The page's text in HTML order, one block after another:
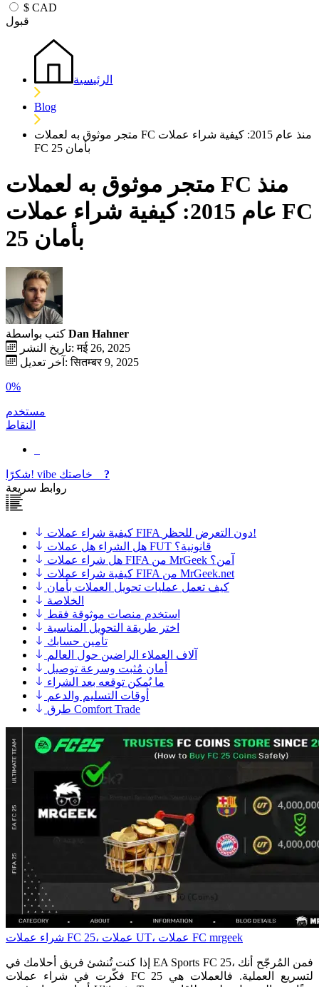
$ CAD
قبول
الرئيسية
Blog
متجر موثوق به لعملات FC منذ عام 2015: كيفية شراء عملات
FC 25 بأمان
متجر موثوق به لعملات FC منذ
عام 2015: كيفية شراء عملات FC
25 بأمان
كتب بواسطة Dan Hahner
تاريخ النشر: मई 26, 2025
آخر تعديل: सितम्बर 9, 2025
0%
مستخدم
النقاط
شكرًا! vibe
?
روابط سريعة
كيفية شراء عملات FIFA دون التعرض للحظر!
هل الشراء هل عملات FUT قانونية؟
هل شراء عملات FIFA من MrGeek آمن؟
كيفية شراء عملات FIFA من MrGeek.net
كيف تعمل عمليات تحويل العملات بأمان
الخلاصة
استخدم منصات موثوقة فقط
اختر طريقة التحويل المناسبة
تأمين حسابك
آلاف العملاء الراضين حول العالم
أمان مُثبت وسرعة توصيل
ما يُمكن توقعه بعد الشراء
أوقات التسليم والدعم
طرق Comfort Trade
شراء عملات FC 25، عملات UT، عملات FC mrgeek
إذا كنت تُنشئ فريق أحلامك في EA Sports FC 25، فمن المُرجّح أنك
فكّرت في شراء عملات FC 25 لتسريع العملية. فالعملات هي